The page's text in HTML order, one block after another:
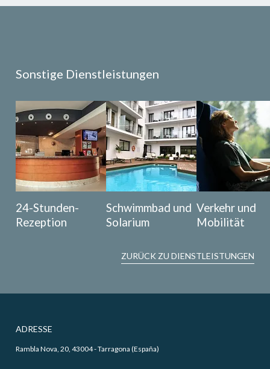
Sonstige Dienstleistungen
24-Stunden-
Rezeption
Schwimmbad und
Solarium
Verkehr und
Mobilität
ZURÜCK ZU DIENSTLEISTUNGEN
ADRESSE
Rambla Nova, 20, 43004 - Tarragona (España)